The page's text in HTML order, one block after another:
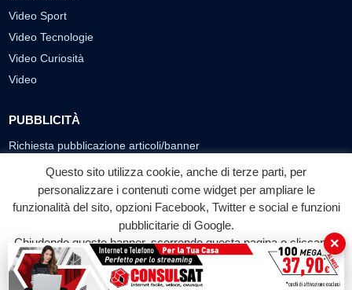
Video Sport
Video Tecnologie
Video Curiosità
Video
PUBBLICITÀ
Richiesta pubblicazione articoli/banner
SEGUICI SUI SOCIAL
f
Facebook
◎ ▶
YouTube
© 2026 LABTV - Tutti i diritti riservati
Questo sito utilizza cookie, anche di terze parti, per
personalizzare i contenuti come widget per ampliare le
funzionalità del sito, opzioni Facebook, Twitter e social e funzioni
pubblicitarie di Google.
Chiudendo questo banner, scorrendo questa pagina o cliccando
su qualunque suo elemento acconsenti all'uso dei cookie.
Accetta
×